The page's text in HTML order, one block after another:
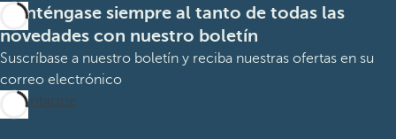
Manténgase siempre al tanto de todas las
novedades con nuestro boletín
Suscríbase a nuestro boletín y reciba nuestras ofertas en su
correo electrónico
Suscribirme